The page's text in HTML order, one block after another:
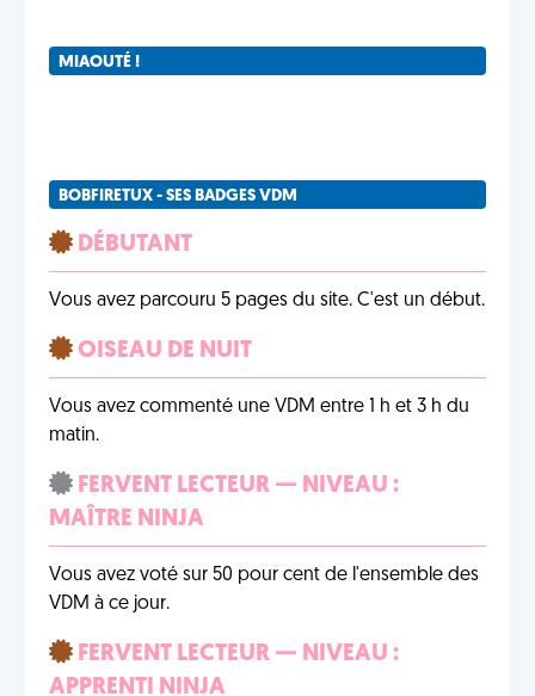
MIAOUTÉ !
BOBFIRETUX - SES BADGES VDM
DÉBUTANT
Vous avez parcouru 5 pages du site. C'est un début.
OISEAU DE NUIT
Vous avez commenté une VDM entre 1 h et 3 h du
matin.
FERVENT LECTEUR — NIVEAU :
MAÎTRE NINJA
Vous avez voté sur 50 pour cent de l'ensemble des
VDM à ce jour.
FERVENT LECTEUR — NIVEAU :
APPRENTI NINJA